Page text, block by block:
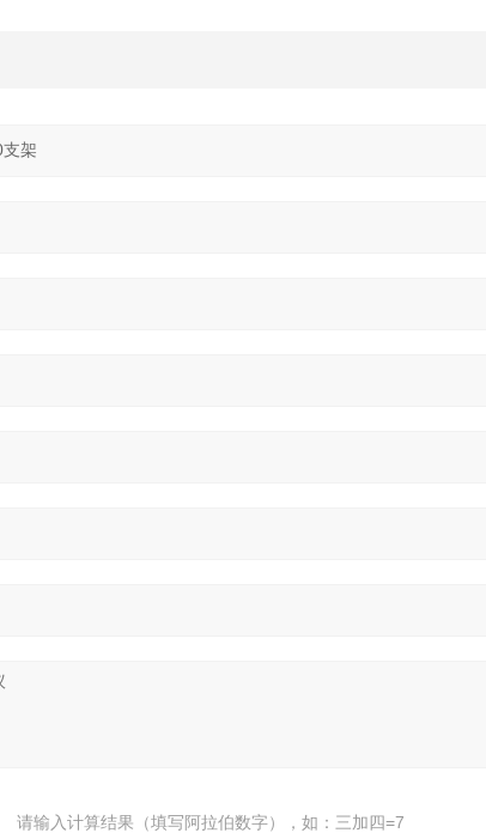
请输入计算结果（填写阿拉伯数字），如：三加四=7